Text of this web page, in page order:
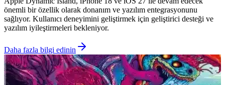
önemli bir özellik olarak donanım ve yazılım entegrasyonunu
sağlıyor. Kullanıcı deneyimini geliştirmek için geliştirici desteği ve
yazılım iyileştirmeleri bekleniyor.
Daha fazla bilgi edinin